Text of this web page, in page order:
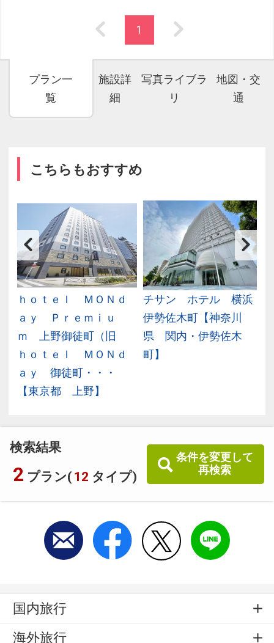
検索結果
2 プラン( 12 タイプ)
条件を変更して
再検索
1
プラン一
覧
施設詳
細
写真ライブラ
リ
地図・交
通
こちらもおすすめ
ｈｏｔｅｌ ＭＯＮｄ
ａｙ Ｐｒｅｍｉｕ
ｍ 上野御徒町（旧
ｈｏｔｅｌ ＭＯＮｄ
ａｙ 御徒町・・・
【東京都 上野】
チサン ホテル 横浜
伊勢佐木町【神奈川
県 関内・伊勢佐木
町】
国内旅行
海外旅行